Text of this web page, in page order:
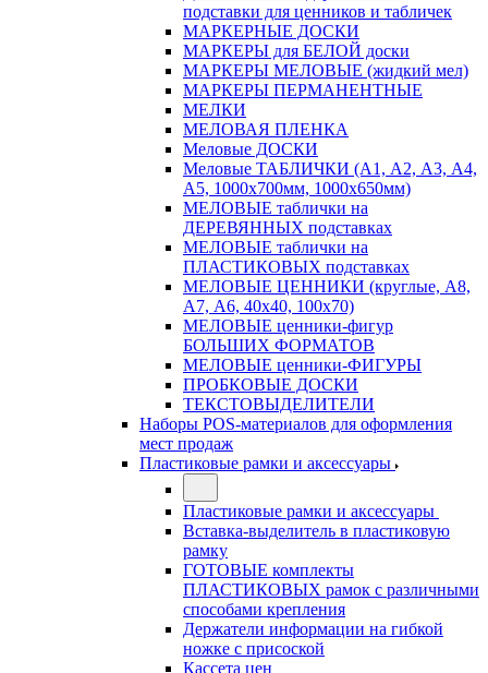
подставки для ценников и табличек
МАРКЕРНЫЕ ДОСКИ
МАРКЕРЫ для БЕЛОЙ доски
МАРКЕРЫ МЕЛОВЫЕ (жидкий мел)
МАРКЕРЫ ПЕРМАНЕНТНЫЕ
МЕЛКИ
МЕЛОВАЯ ПЛЕНКА
Меловые ДОСКИ
Меловые ТАБЛИЧКИ (А1, А2, А3, А4,
А5, 1000х700мм, 1000х650мм)
МЕЛОВЫЕ таблички на
ДЕРЕВЯННЫХ подставках
МЕЛОВЫЕ таблички на
ПЛАСТИКОВЫХ подставках
МЕЛОВЫЕ ЦЕННИКИ (круглые, А8,
А7, А6, 40х40, 100х70)
МЕЛОВЫЕ ценники-фигур
БОЛЬШИХ ФОРМАТОВ
МЕЛОВЫЕ ценники-ФИГУРЫ
ПРОБКОВЫЕ ДОСКИ
ТЕКСТОВЫДЕЛИТЕЛИ
Наборы POS-материалов для оформления
мест продаж
Пластиковые рамки и аксессуары
Пластиковые рамки и аксессуары
Вставка-выделитель в пластиковую
рамку
ГОТОВЫЕ комплекты
ПЛАСТИКОВЫХ рамок с различными
способами крепления
Держатели информации на гибкой
ножке с присоской
Кассета цен